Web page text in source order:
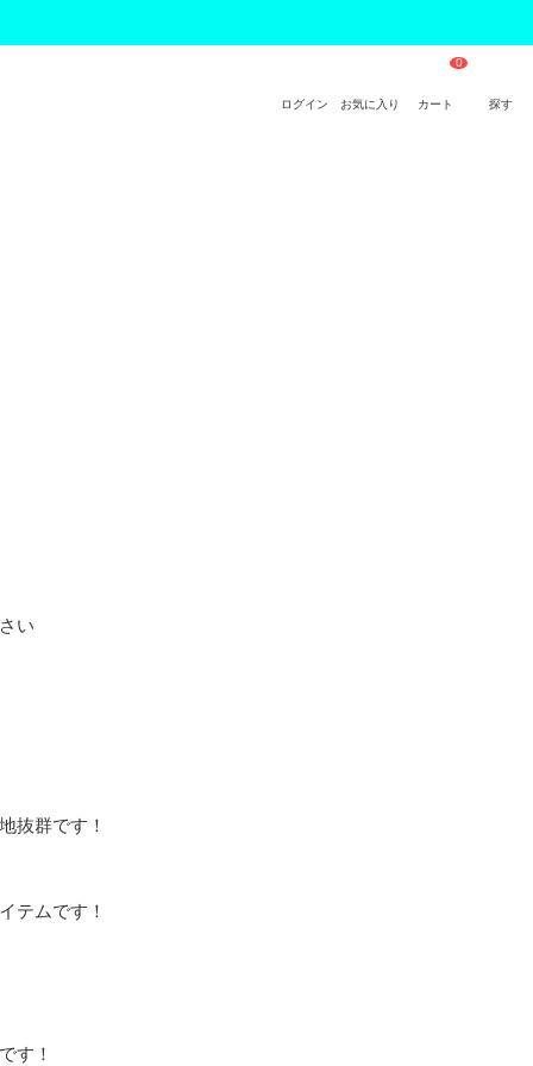
ログイン お気に入り カート 探す
い
抜群です！
テムです！
す！